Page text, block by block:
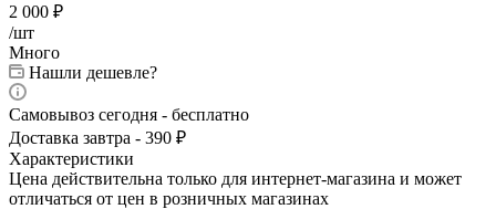
2 000 ₽
/шт
Много
Нашли дешевле?
Самовывоз сегодня - бесплатно
Доставка завтра - 390 ₽
Характеристики
Цена действительна только для интернет-магазина и может
отличаться от цен в розничных магазинах